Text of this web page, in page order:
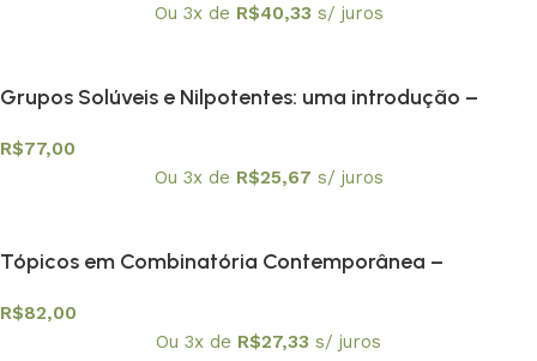
Ou 3x de R$40,33 s/ juros
Grupos Solúveis e Nilpotentes: uma introdução –
R$77,00
Ou 3x de R$25,67 s/ juros
Tópicos em Combinatória Contemporânea –
R$82,00
Ou 3x de R$27,33 s/ juros